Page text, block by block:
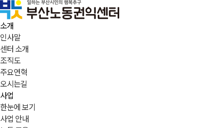
소개
인사말
센터 소개
조직도
주요연혁
오시는길
사업
한눈에 보기
사업 안내